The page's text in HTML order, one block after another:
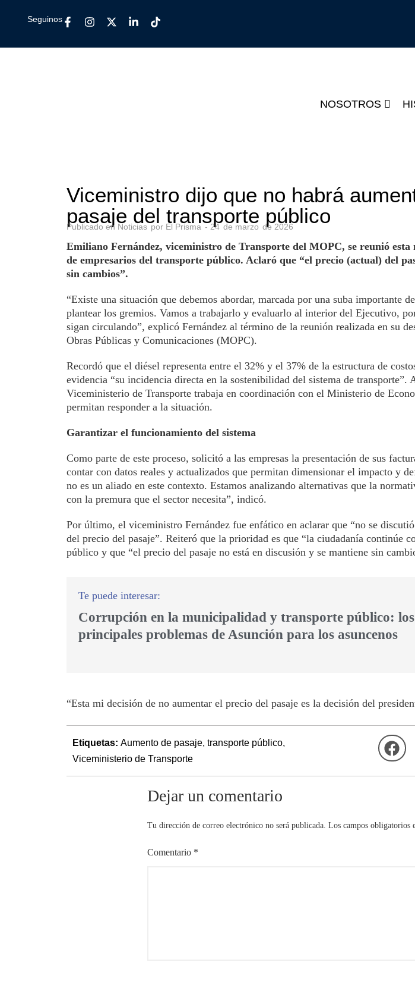
Seguinos
NOSOTROS
Viceministro dijo que no habrá
pasaje del transporte público
Publicado en Noticias por El Prisma - 24 de marzo de 2026
Emiliano Fernández, viceministro de Transporte del MOPC, se reunió esta
de empresarios del transporte público. Aclaró que “el precio (actual) del
sin cambios”.
“Existe una situación que debemos abordar, marcada por una suba importante
plantear los gremios. Vamos a trabajarlo y evaluarlo al interior del Ejecutivo,
sigan circulando”, explicó Fernández al término de la reunión realizada en su
Obras Públicas y Comunicaciones (MOPC).
Recordó que el diésel representa entre el 32% y el 37% de la estructura de
evidencia “su incidencia directa en la sostenibilidad del sistema de transporte”.
Viceministerio de Transporte trabaja en coordinación con el Ministerio de
permitan responder a la situación.
Garantizar el funcionamiento del sistema
Como parte de este proceso, solicitó a las empresas la presentación de sus
contar con datos reales y actualizados que permitan dimensionar el impacto y
no es un aliado en este contexto. Estamos analizando alternativas que la
con la premura que el sector necesita”, indicó.
Por último, el viceministro Fernández fue enfático en aclarar que “no se
del precio del pasaje”. Reiteró que la prioridad es que “la ciudadanía continúe
público y que “el precio del pasaje no está en discusión y se mantiene sin
Corrupción en la municipalidad y transporte público: los
principales problemas de Asunción para los asuncenos
“Esta mi decisión de no aumentar el precio del pasaje es la decisión del
Etiquetas: Aumento de pasaje, transporte público,
Viceministerio de Transporte
Dejar un comentario
Tu dirección de correo electrónico no será publicada. Los campos obligatorios
Comentario *